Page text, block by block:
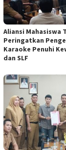
Aliansi Mahasiswa
Peringatkan
Karaoke Penuhi
dan SLF